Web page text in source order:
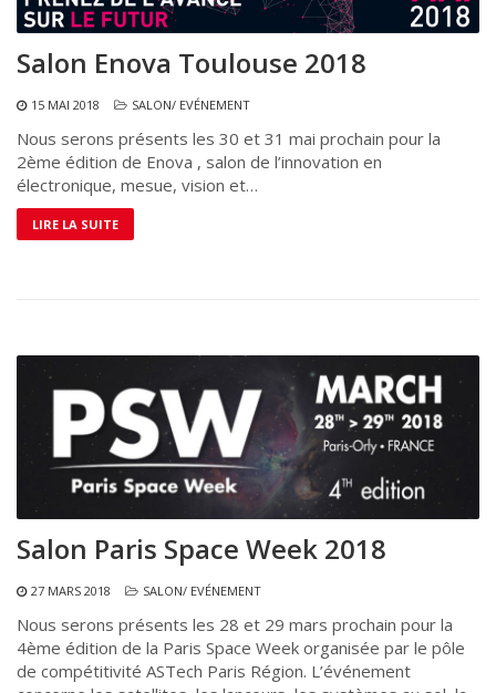
Salon Enova Toulouse 2018
15 MAI 2018 SALON/ EVÉNEMENT
Nous serons présents les 30 et 31 mai prochain pour la
2ème édition de Enova , salon de l’innovation en
électronique, mesue, vision et…
LIRE LA SUITE
Salon Paris Space Week 2018
27 MARS 2018 SALON/ EVÉNEMENT
Nous serons présents les 28 et 29 mars prochain pour la
4ème édition de la Paris Space Week organisée par le pôle
de compétitivité ASTech Paris Région. L’événement